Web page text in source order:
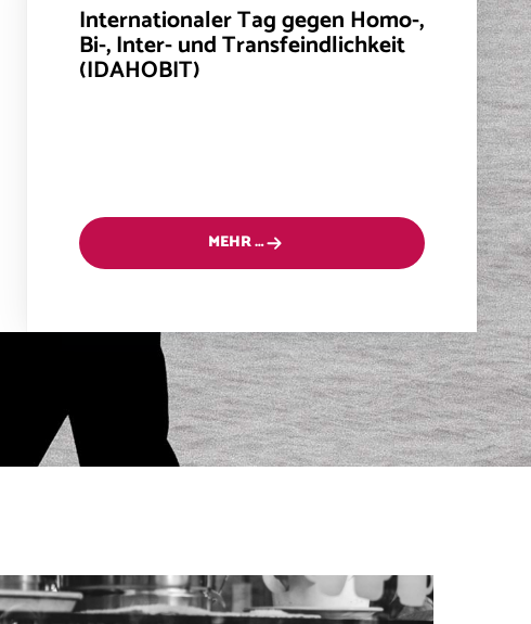
Internationaler Tag gegen Homo-,
Bi-, Inter- und Transfeindlichkeit
(IDAHOBIT)
MEHR …